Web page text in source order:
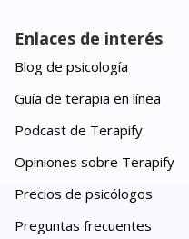
Enlaces de interés
Blog de psicología
Guía de terapia en línea
Podcast de Terapify
Opiniones sobre Terapify
Precios de psicólogos
Preguntas frecuentes